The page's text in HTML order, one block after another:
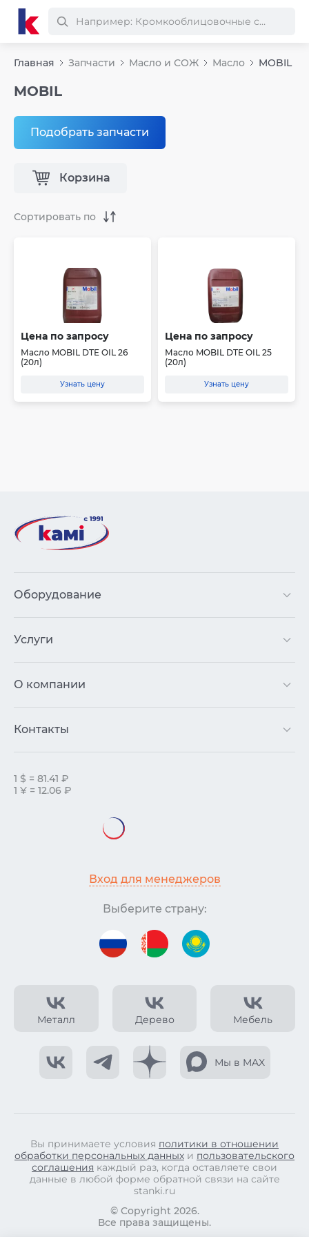
Главная Запчасти Масло и СОЖ Масло MOBIL
MOBIL
Подобрать запчасти
Корзина
Цена по запросу
Масло MOBIL DTE OIL 26
(20л)
Узнать цену
Цена по запросу
Масло MOBIL DTE OIL 25
(20л)
Узнать цену
Металл Дерево Мебель
Мы в MAX
Оборудование
Услуги
О компании
Контакты
1 $ = 81.41 ₽
1 ¥ = 12.06 ₽
Вход для менеджеров
Выберите страну:
Вы принимаете условия политики в отношении
обработки персональных данных и пользовательского
соглашения каждый раз, когда оставляете свои
данные в любой форме обратной связи на сайте
stanki.ru
© Copyright 2026.
Все права защищены.